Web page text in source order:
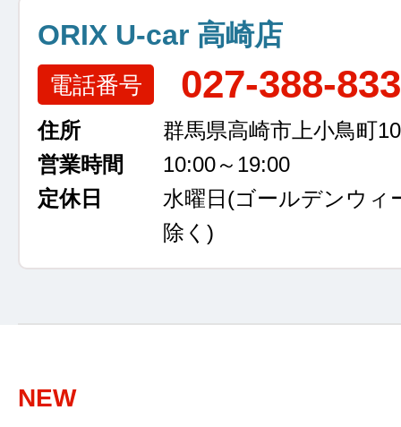
ORIX U-car 高崎店
電話番号 027-388-
住所
群馬県高崎市上小鳥町
営業時間
10:00～19:00
定休日
水曜日 (ゴールデンウィ
除く)
NEW